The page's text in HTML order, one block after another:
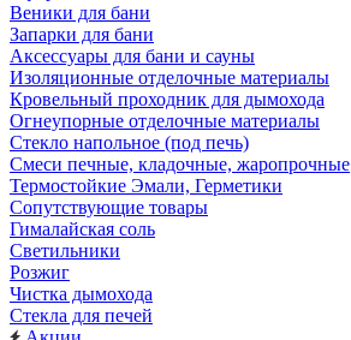
Веники для бани
Запарки для бани
Аксессуары для бани и сауны
Изоляционные отделочные материалы
Кровельный проходник для дымохода
Огнеупорные отделочные материалы
Стекло напольное (под печь)
Смеси печные, кладочные, жаропрочные
Термостойкие Эмали, Герметики
Сопутствующие товары
Гималайская соль
Светильники
Розжиг
Чистка дымохода
Стекла для печей